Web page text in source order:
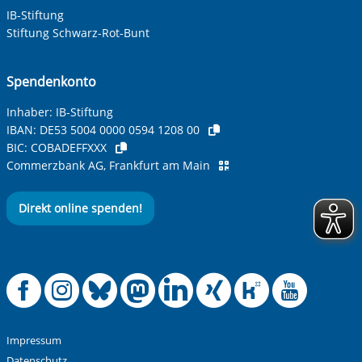
Ihre Telefonnummer
Betreff ihrer Anfrage
Ihre Nachricht*
Anti-Roboter-Verifizierung
Alle Informationen zum Schutz der Daten sind sind in
IB-Stiftung
Stiftung Schwarz-Rot-Bunt
Spendenkonto
Inhaber: IB-Stiftung
IBAN: DE53 5004 0000 0594 1208 00
BIC: COBADEFFXXX
Commerzbank AG, Frankfurt am Main
Direkt online spenden!
Offizielle
Offizielle
Offizielle
Offizielle
Offizielle
Impressum